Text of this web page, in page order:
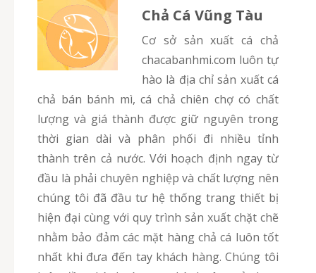
Chả Cá Vũng Tàu
Cơ sở sản xuất cá chả
chacabanhmi.com luôn tự
hào là địa chỉ sản xuất cá
chả bán bánh mì, cá chả chiên chợ có chất
lượng và giá thành được giữ nguyên trong
thời gian dài và phân phối đi nhiều tỉnh
thành trên cả nước. Với hoạch định ngay từ
đầu là phải chuyên nghiệp và chất lượng nên
chúng tôi đã đầu tư hệ thống trang thiết bị
hiện đại cùng với quy trình sản xuất chặt chẽ
nhằm bảo đảm các mặt hàng chả cá luôn tốt
nhất khi đưa đến tay khách hàng. Chúng tôi